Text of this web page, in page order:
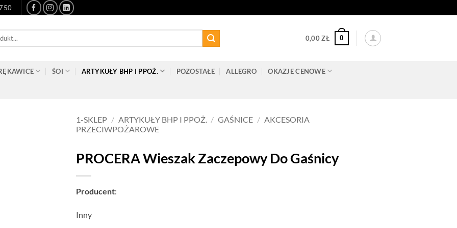
0,00ZŁ 0
ŚOI ARTYKUŁY BHP I PPOŻ. POZOSTAŁE ALLEGRO OKAZJE CENOWE
1-SKLEP / ARTYKUŁY BHP I PPOŻ. / GAŚNICE / AKCESORIA
PRZECIWPOŻAROWE
PROCERA Wieszak Zaczepowy Do Gaśnicy
Producent:
Inny